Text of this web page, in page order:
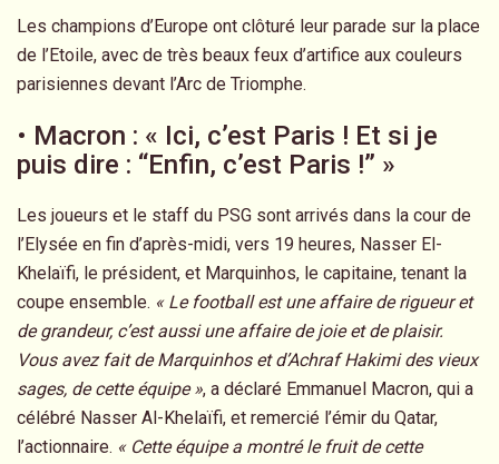
Les champions d’Europe ont clôturé leur parade sur la place
de l’Etoile, avec de très beaux feux d’artifice aux couleurs
parisiennes devant l’Arc de Triomphe.
• Macron : « Ici, c’est Paris ! Et si je
puis dire : “Enfin, c’est Paris !” »
Les joueurs et le staff du PSG sont arrivés dans la cour de
l’Elysée en fin d’après-midi, vers 19 heures, Nasser El-
Khelaïfi, le président, et Marquinhos, le capitaine, tenant la
coupe ensemble. « Le football est une affaire de rigueur et
de grandeur, c’est aussi une affaire de joie et de plaisir.
Vous avez fait de Marquinhos et d’Achraf Hakimi des vieux
sages, de cette équipe », a déclaré Emmanuel Macron, qui a
célébré Nasser Al-Khelaïfi, et remercié l’émir du Qatar,
l’actionnaire. « Cette équipe a montré le fruit de cette